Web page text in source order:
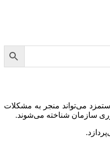
می‌تواند منجر به مشکلات
سازمان شناخته می‌شوند.